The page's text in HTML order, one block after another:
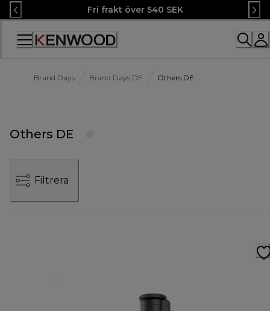
Skip
to
Content
Fri frakt över 540 SEK
Accessibility
Brand Days Brand Days DE Others DE
Others DE
Filtrera